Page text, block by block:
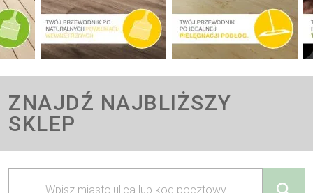
ZNAJDŹ NAJBLIŻSZY
SKLEP